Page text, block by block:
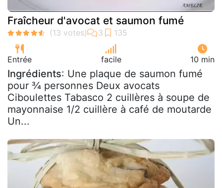
Fraîcheur d'avocat et saumon fumé
Entrée facile 10 min
Ingrédients: Une plaque de saumon fumé
pour ¾ personnes Deux avocats
Ciboulettes Tabasco 2 cuillères à soupe de
mayonnaise 1/2 cuillère à café de moutarde
Un...